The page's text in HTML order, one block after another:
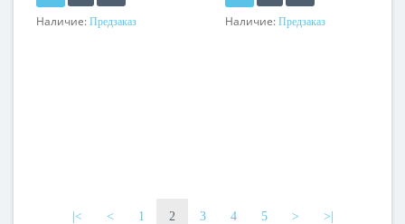
Наличие: Предзаказ Наличие: Предзаказ
|< < 1 2 3 4 5 > >|